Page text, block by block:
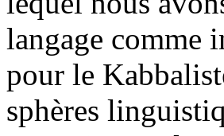
langage comme
pour le
sphères